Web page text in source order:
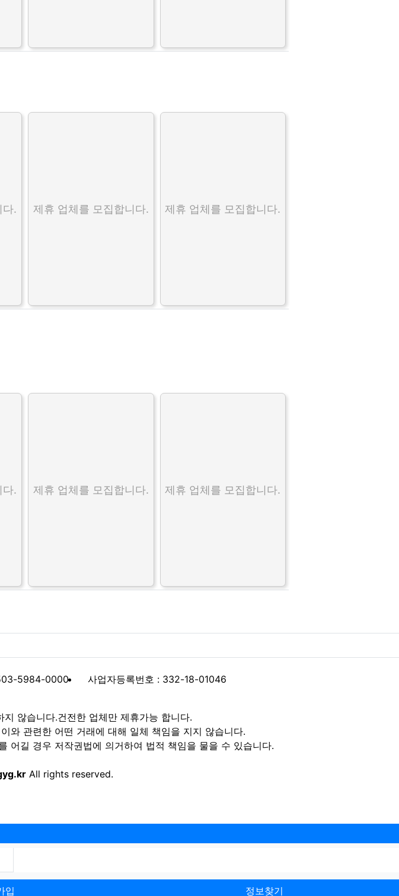
다. 제휴 업체를 모집합니다. 제휴 업체를 모집합니다.
다. 제휴 업체를 모집합니다. 제휴 업체를 모집합니다.
5984-0000 사업자등록번호 : 332-18-01046
않습니다.건전한 업체만 제휴가능 합니다.
와 관련한 어떤 거래에 대해 일체 책임을 지지 않습니다.
어길 경우 저작권법에 의거하여 법적 책임을 물을 수 있습니다.
All rights reserved.
입 정보찾기